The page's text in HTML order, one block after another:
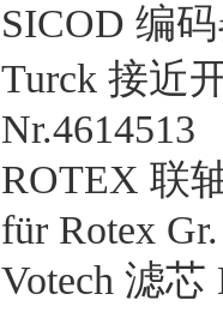
SICOD 编
Turck 接近
Nr.4614513
ROTEX 联
für Rotex
Votech 滤芯